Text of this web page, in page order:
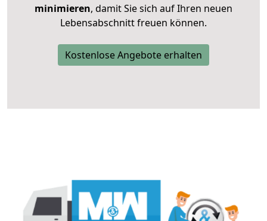
minimieren, damit Sie sich auf Ihren neuen
Lebensabschnitt freuen können.
Kostenlose Angebote erhalten